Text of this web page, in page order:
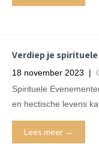
Verdiep je
18 november 2023 |
Spirituele
en hectische levens
Lees meer →